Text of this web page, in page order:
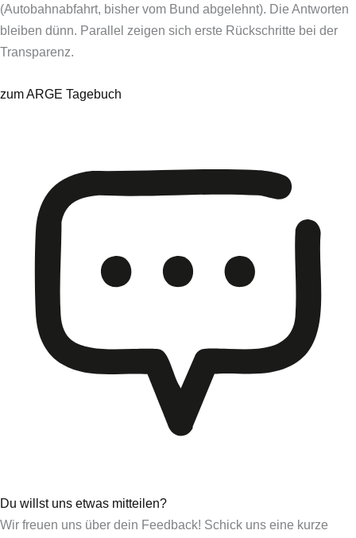
(Autobahnabfahrt, bisher vom Bund abgelehnt). Die Antworten
bleiben dünn. Parallel zeigen sich erste Rückschritte bei der
Transparenz.
zum ARGE Tagebuch
Du willst uns etwas mitteilen?
Wir freuen uns über dein Feedback! Schick uns eine kurze